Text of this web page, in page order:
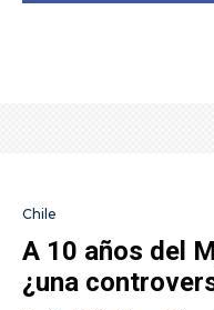
Chile
A 10 años del
¿una